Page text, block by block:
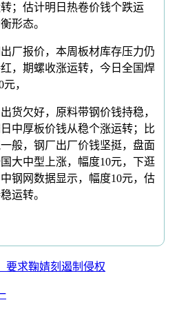
；估计明日热卷价钱个跌运
形态。
报价，本周板材库存压力仍
，期螺收涨运转，今日全国焊
，
欠好，原料带钢价钱持稳，
中厚板价钱从稳个涨运转；比
般，钢厂出厂价钱坚挺，盘面
大中型上涨，幅度10元，下逛
钢网数据显示，幅度10元，估
运转。
要求鞠婧刻遏制侵权